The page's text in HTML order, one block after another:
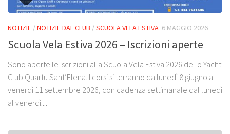
NOTIZIE /NOTIZIE DAL CLUB /SCUOLA VELA ESTIVA 6 MAGGIO 2026
Scuola Vela Estiva 2026 – Iscrizioni aperte
Sono aperte le iscrizioni alla Scuola Vela Estiva 2026 dello Yacht
Club Quartu Sant’Elena. I corsi si terranno da lunedì 8 giugno a
venerdì 11 settembre 2026, con cadenza settimanale dal lunedì
al venerdì....